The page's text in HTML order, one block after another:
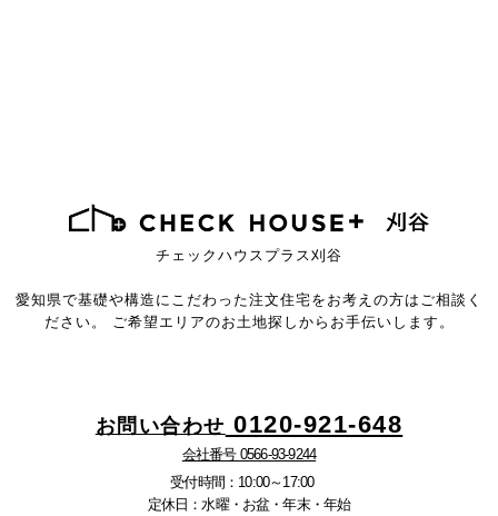
チェックハウスプラス刈谷
愛知県で基礎や構造にこだわった注文住宅を お考えの方はご相談く
ださい。
ご希望エリアのお土地探しからお手伝いします。
お問い合わせ 0120-921-648
会社番号 0566-93-9244
受付時間：10:00～17:00
定休日：水曜・お盆・年末・年始